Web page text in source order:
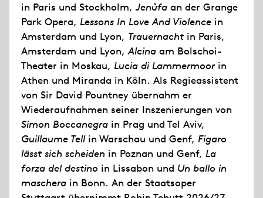
in Paris und Stockholm,Jenůfa an der Grange
Park Opera, Lessons In Love And Violence in
Amsterdam und Lyon, Trauernachtin Paris,
Amsterdam und Lyon,Alcina am Bolschoi-
Theater in Moskau, Lucia di Lammermoorin
Athen und Miranda in Köln. Als Regieassistent
von Sir David Pountney übernahm er
Wiederaufnahmen seiner Inszenierungen von
Simon Boccanegra in Prag und Tel Aviv,
Guillaume Tellin Warschau und Genf, Figaro
lässt sich scheiden in Poznan und Genf, La
forza del destino in Lissabon und Un ballo in
maschera in Bonn. An der Staatsoper